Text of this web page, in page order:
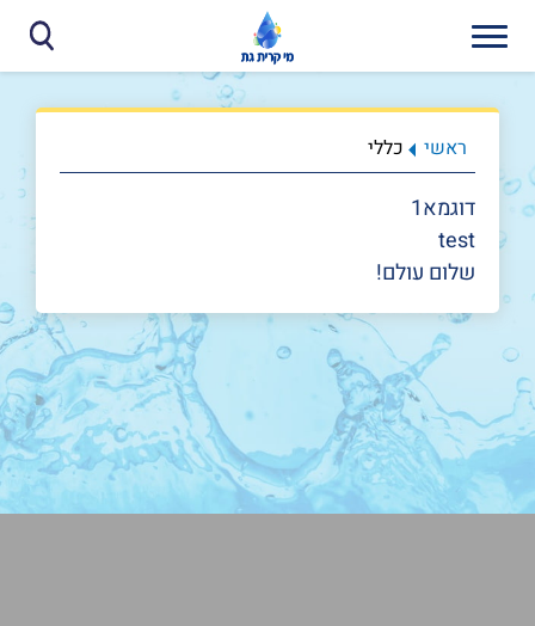
ראשי כללי
דוגמא1
test
שלום עולם!